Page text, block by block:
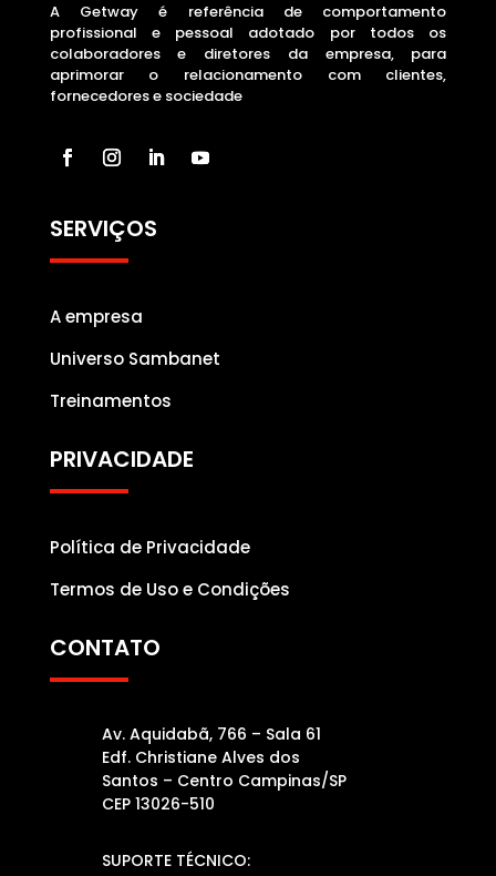
A Getway é referência de comportamento
profissional e pessoal adotado por todos os
colaboradores e diretores da empresa, para
aprimorar o relacionamento com clientes,
fornecedores e sociedade
SERVIÇOS
A empresa
Universo Sambanet
Treinamentos
PRIVACIDADE
Política de Privacidade
Termos de Uso e Condições
CONTATO
Av. Aquidabã, 766 – Sala 61
Edf. Christiane Alves dos
Santos – Centro Campinas/SP
CEP 13026-510
SUPORTE TÉCNICO: